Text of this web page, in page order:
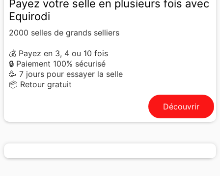
Payez votre selle en plusieurs fois avec
Equirodi
2000 selles de grands selliers
💰 Payez en 3, 4 ou 10 fois
🔒 Paiement 100% sécurisé
🥳 7 jours pour essayer la selle
📦 Retour gratuit
Découvrir